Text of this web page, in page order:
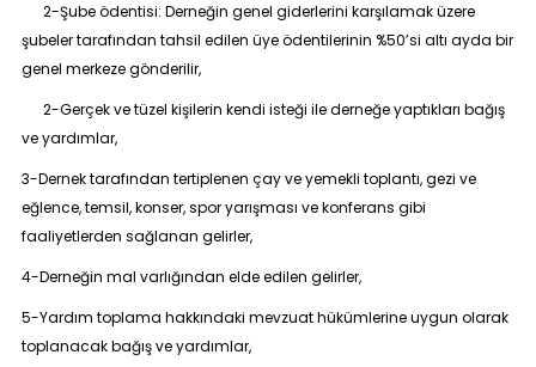
2-Şube ödentisi: Derneğin genel giderlerini karşılamak üzere
şubeler tarafından tahsil edilen üye ödentilerinin %50’si altı ayda bir
genel merkeze gönderilir,
2-Gerçek ve tüzel kişilerin kendi isteği ile derneğe yaptıkları bağış
ve yardımlar,
3-Dernek tarafından tertiplenen çay ve yemekli toplantı, gezi ve
eğlence, temsil, konser, spor yarışması ve konferans gibi
faaliyetlerden sağlanan gelirler,
4-Derneğin mal varlığından elde edilen gelirler,
5-Yardım toplama hakkındaki mevzuat hükümlerine uygun olarak
toplanacak bağış ve yardımlar,